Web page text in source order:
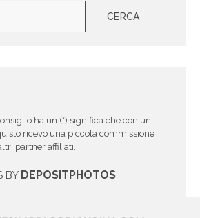
CERCA
ha un (*) significa che con un
ricevo una piccola commissione
partner affiliati.
BY DEPOSITPHOTOS